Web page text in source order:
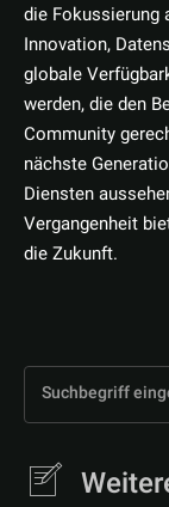
die Fokussierung
Innovation,
globale
werden, die den
Community
nächste
Diensten
Vergangenheit
die Zukunft.
Suchbegriff